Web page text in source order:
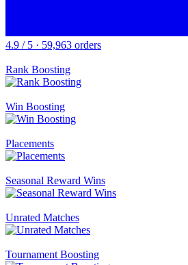
4.9 / 5 · 59,963 orders
Rank Boosting
Win Boosting
Placements
Seasonal Reward Wins
Unrated Matches
Tournament Boosting